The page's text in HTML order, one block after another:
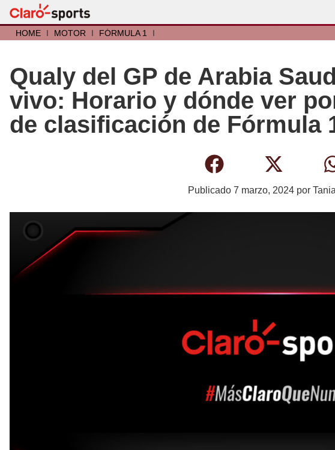
HOME I MOTOR I FÓRMULA 1 I
Qualy del GP de Arabia
vivo: Horario y dónde ver
de clasificación de Fórmula
Publicado 7 marzo, 2024 por